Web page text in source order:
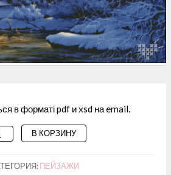
в форматі pdf и xsd на email.
В КОРЗИНУ
ПЕЙЗАЖИ